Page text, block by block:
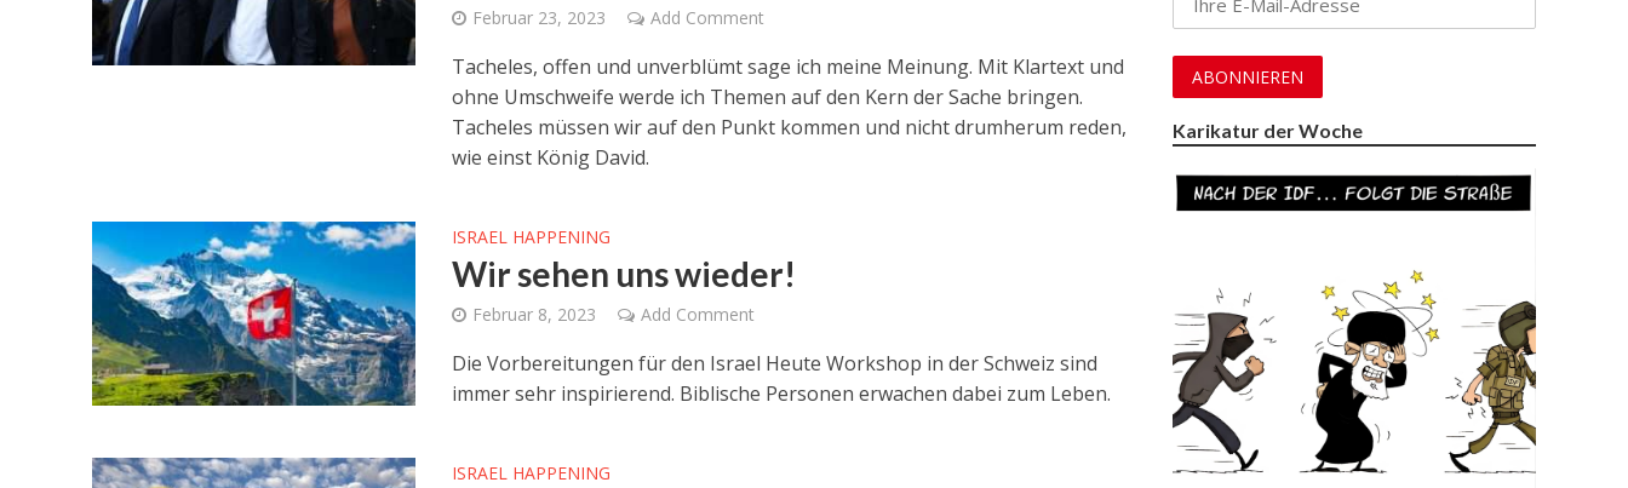
Februar 23, 2023 Add Comment
Tacheles, offen und unverblümt sage ich meine Meinung. Mit Klartext und
ohne Umschweife werde ich Themen auf den Kern der Sache bringen.
Tacheles müssen wir auf den Punkt kommen und nicht drumherum reden,
wie einst König David.
ISRAEL HAPPENING
Wir sehen uns wieder!
Februar 8, 2023 Add Comment
Die Vorbereitungen für den Israel Heute Workshop in der Schweiz sind
immer sehr inspirierend. Biblische Personen erwachen dabei zum Leben.
ISRAEL HAPPENING
Karikatur der Woche